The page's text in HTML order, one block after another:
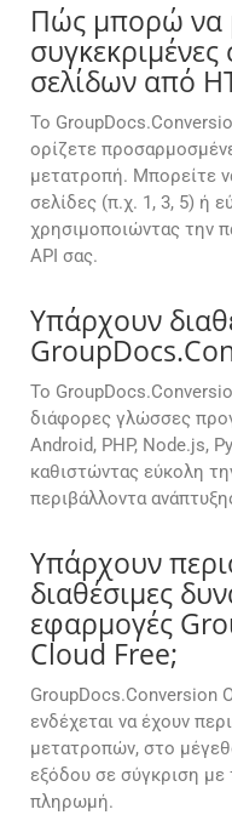
Πώς μπορώ να
σελίδων από
Το
ορίζετε
μετατροπή. Μπορείτε
σελίδες (π.χ. 1, 3, 5) ή
χρησιμοποιώντας την
API σας.
Υπάρχουν
Το
διάφορες γλώσσες
Android, PHP, Node.js,
καθιστώντας εύκολη
περιβάλλοντα
Υπάρχουν
διαθέσιμες
εφαρμογές
Cloud Free;
GroupDocs.Conversion
ενδέχεται να έχουν
μετατροπών, στο
εξόδου σε σύγκριση
πληρωμή.